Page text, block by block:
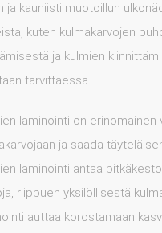
ja kauniisti muotoillun
kuten kulmakarvojen
ja kulmien
tarvittaessa.
laminointi on
ja saada
laminointi antaa
riippuen yksilöllisestä
auttaa korostamaan